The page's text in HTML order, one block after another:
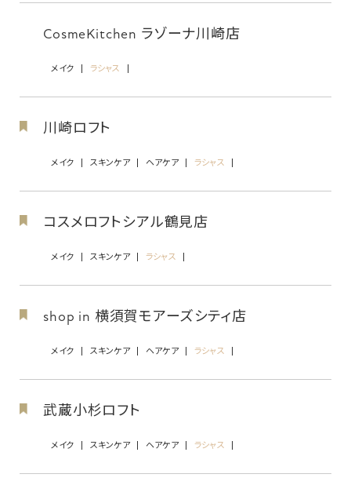
CosmeKitchen ラゾーナ川崎店
メイク ラシャス
川崎ロフト
メイク スキンケア ヘアケア ラシャス
コスメロフトシアル鶴見店
メイク スキンケア ラシャス
shop in 横須賀モアーズシティ店
メイク スキンケア ヘアケア ラシャス
武蔵小杉ロフト
メイク スキンケア ヘアケア ラシャス